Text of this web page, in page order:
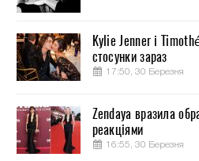
Kylie Jenner і
стосунки зараз
17:50, 30 Березня
Zendaya вразила
реакціями
16:55, 30 Березня